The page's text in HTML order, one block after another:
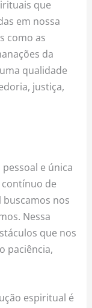
que
em nossa
como as
da
qualidade
justiça,
e única
de
nos
Nessa
que nos
paciência,
espiritual é